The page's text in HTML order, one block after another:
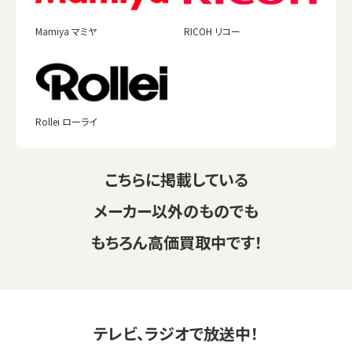
Mamiya マミヤ RICOH リコー
Rollei ローライ
こちらに掲載している
メーカー以外のものでも
もちろん高価買取中です！
テレビ、ラジオで放送中！